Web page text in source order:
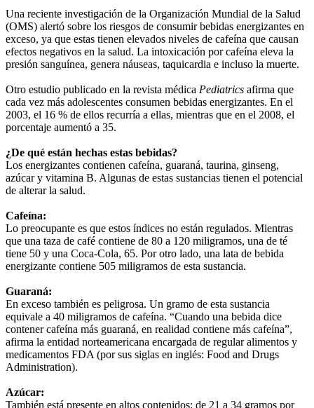
Una reciente investigación de la Organización Mundial de la Salud
(OMS) alertó sobre los riesgos de consumir bebidas energizantes en
exceso, ya que estas tienen elevados niveles de cafeína que causan
efectos negativos en la salud. La intoxicación por cafeína eleva la
presión sanguínea, genera náuseas, taquicardia e incluso la muerte.
Otro estudio publicado en la revista médica Pediatrics afirma que
cada vez más adolescentes consumen bebidas energizantes. En el
2003, el 16 % de ellos recurría a ellas, mientras que en el 2008, el
porcentaje aumentó a 35.
¿De qué están hechas estas bebidas?
Los energizantes contienen cafeína, guaraná, taurina, ginseng,
azúcar y vitamina B. Algunas de estas sustancias tienen el potencial
de alterar la salud.
Cafeína:
Lo preocupante es que estos índices no están regulados. Mientras
que una taza de café contiene de 80 a 120 miligramos, una de té
tiene 50 y una Coca-Cola, 65. Por otro lado, una lata de bebida
energizante contiene 505 miligramos de esta sustancia.
Guaraná:
En exceso también es peligrosa. Un gramo de esta sustancia
equivale a 40 miligramos de cafeína. “Cuando una bebida dice
contener cafeína más guaraná, en realidad contiene más cafeína”,
afirma la entidad norteamericana encargada de regular alimentos y
medicamentos FDA (por sus siglas en inglés: Food and Drugs
Administration).
Azúcar:
También está presente en altos contenidos: de 21 a 34 gramos por